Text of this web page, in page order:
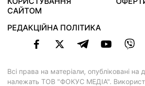
САЙТОМ
РЕДАКЦІЙНА ПОЛІТИКА
Всі права на матеріали, опубліковані на
належать ТОВ "ФОКУС МЕДІА".